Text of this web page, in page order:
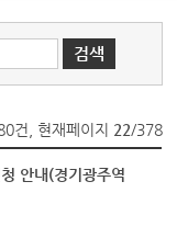
건, 현재페이지 22/378
안내(경기광주역